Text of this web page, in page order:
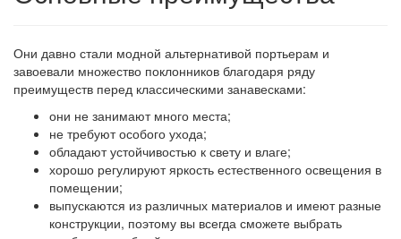
Они давно стали модной альтернативой портьерам и
завоевали множество поклонников благодаря ряду
преимуществ перед классическими занавесками:
они не занимают много места;
не требуют особого ухода;
обладают устойчивостью к свету и влаге;
хорошо регулируют яркость естественного освещения в
помещении;
выпускаются из различных материалов и имеют разные
конструкции, поэтому вы всегда сможете выбрать